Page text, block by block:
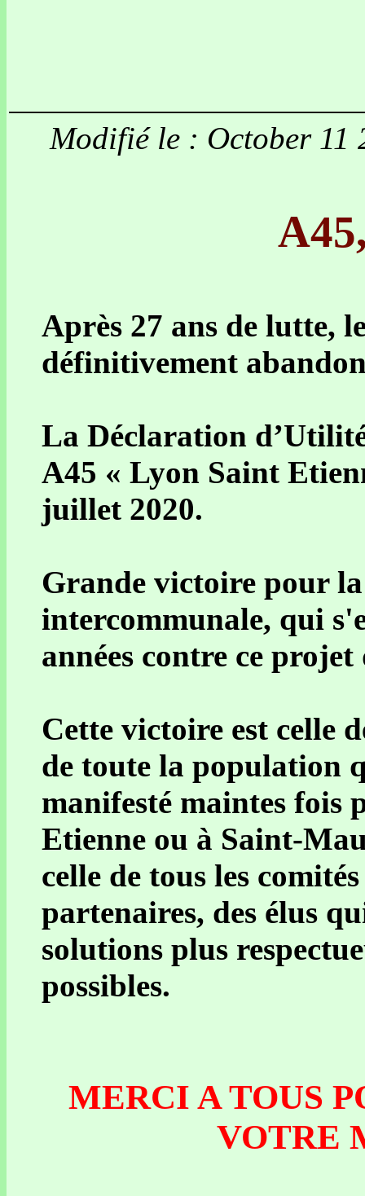
Modifié le : October 11
Après 27 ans de lutte,
définitivement
La Déclaration
A45 « Lyon Saint
juillet 2020.
Grande victoire pour
intercommunale, qui
années contre ce projet
Cette victoire est celle
de toute la population
manifesté maintes fois
Etienne ou à Saint-
celle de tous les
partenaires, des élus
solutions plus
possibles.
MERCI A TOUS
VOTRE